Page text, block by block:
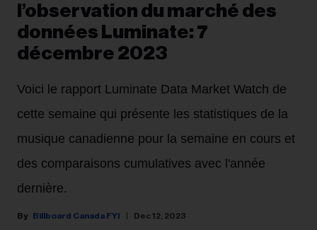
l’observation du marché des
données Luminate: 7
décembre 2023
Voici le rapport Luminate Data Market Watch de
cette semaine qui présente les statistiques de la
musique canadienne pour la semaine en cours et
des comparaisons cumulatives avec l'année
dernière.
Billboard Canada FYI Dec 12, 2023